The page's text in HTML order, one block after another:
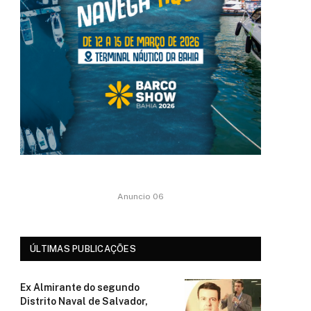
Anuncio 06
ÚLTIMAS PUBLICAÇÕES
Ex Almirante do segundo
Distrito Naval de Salvador,